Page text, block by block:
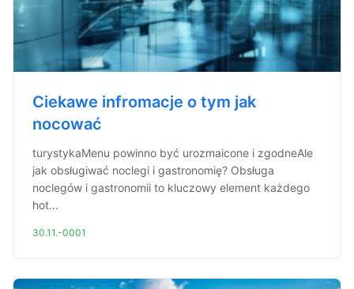
Ciekawe infromacje o tym jak
nocować
turystykaMenu powinno być urozmaicone i zgodneAle
jak obsługiwać noclegi i gastronomię? Obsługa
noclegów i gastronomii to kluczowy element każdego
hot...
30.11.-0001